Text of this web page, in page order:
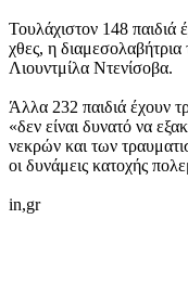
Τουλάχιστον 148
χθες, η
Λιουντμίλα Ντενίσοβα.
Άλλα 232 παιδιά έχουν
«δεν είναι δυνατό να
νεκρών και των
οι δυνάμεις κατοχής
in,gr